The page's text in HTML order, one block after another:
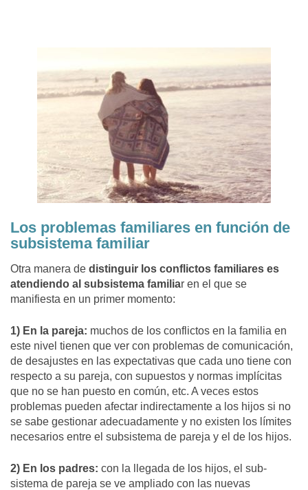
Los problemas familiares en función de
subsistema familiar
Otra manera de distinguir los conflictos familiares es
atendiendo al subsistema familiar en el que se
manifiesta en un primer momento:
1) En la pareja: muchos de los conflictos en la familia en
este nivel tienen que ver con problemas de comunicación,
de desajustes en las expectativas que cada uno tiene con
respecto a su pareja, con supuestos y normas implícitas
que no se han puesto en común, etc. A veces estos
problemas pueden afectar indirectamente a los hijos si no
se sabe gestionar adecuadamente y no existen los límites
necesarios entre el subsistema de pareja y el de los hijos.
2) En los padres: con la llegada de los hijos, el sub-
sistema de pareja se ve ampliado con las nuevas